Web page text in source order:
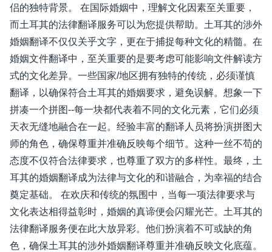
侣的独特背景。 在国际婚姻中，理解文化因素至关重要，
而土耳其的法律翻译服务可以为您提供帮助。土耳其的涉外
婚姻翻译不仅仅关乎文字，更在于捕捉每种文化的精髓。在
婚姻文件翻译中，至关重要的是要考虑可能影响文件解读方
式的文化差异。一些国家/地区拥有独特的传统，必须谨慎
翻译，以确保符合土耳其的婚姻要求，避免误解。想象一下
拼凑一个拼图--每一块都代表着不同的文化元素，它们必须
天衣无缝地融合在一起。经验丰富的翻译人员将扮演拼图大
师的角色，确保尊重并准确反映每个细节。这种一丝不苟的
态度不仅符合法律要求，也尊重了双方的多样性。最终，土
耳其的婚姻翻译成为法律与文化的和谐融合，为幸福的结合
奠定基础。 在欢庆和传统的氛围中，当每一项法律要求与
文化表达相得益彰时，婚姻的真谛便会闪耀光芒。土耳其的
法律翻译服务便在此大放异彩。他们扮演着不可或缺的角
色，确保土耳其的涉外婚姻翻译尊重并准确反映文化底蕴。